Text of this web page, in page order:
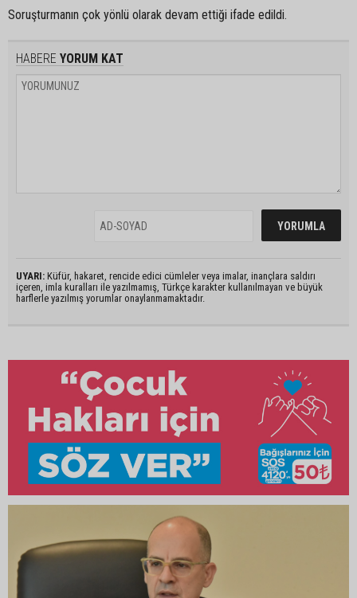
Soruşturmanın çok yönlü olarak devam ettiği ifade edildi.
HABERE YORUM KAT
UYARI: Küfür, hakaret, rencide edici cümleler veya imalar, inançlara saldırı
içeren, imla kuralları ile yazılmamış, Türkçe karakter kullanılmayan ve büyük
harflerle yazılmış yorumlar onaylanmamaktadır.